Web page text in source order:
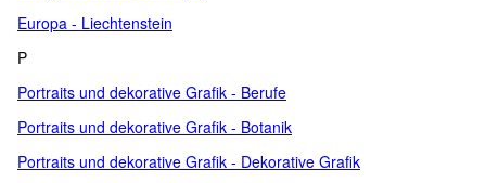
Europa - Liechtenstein
P
Portraits und dekorative Grafik - Berufe
Portraits und dekorative Grafik - Botanik
Portraits und dekorative Grafik - Dekorative Grafik